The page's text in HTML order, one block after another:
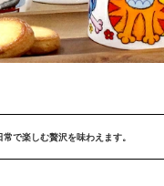
常で楽しむ贅沢を味わえます。